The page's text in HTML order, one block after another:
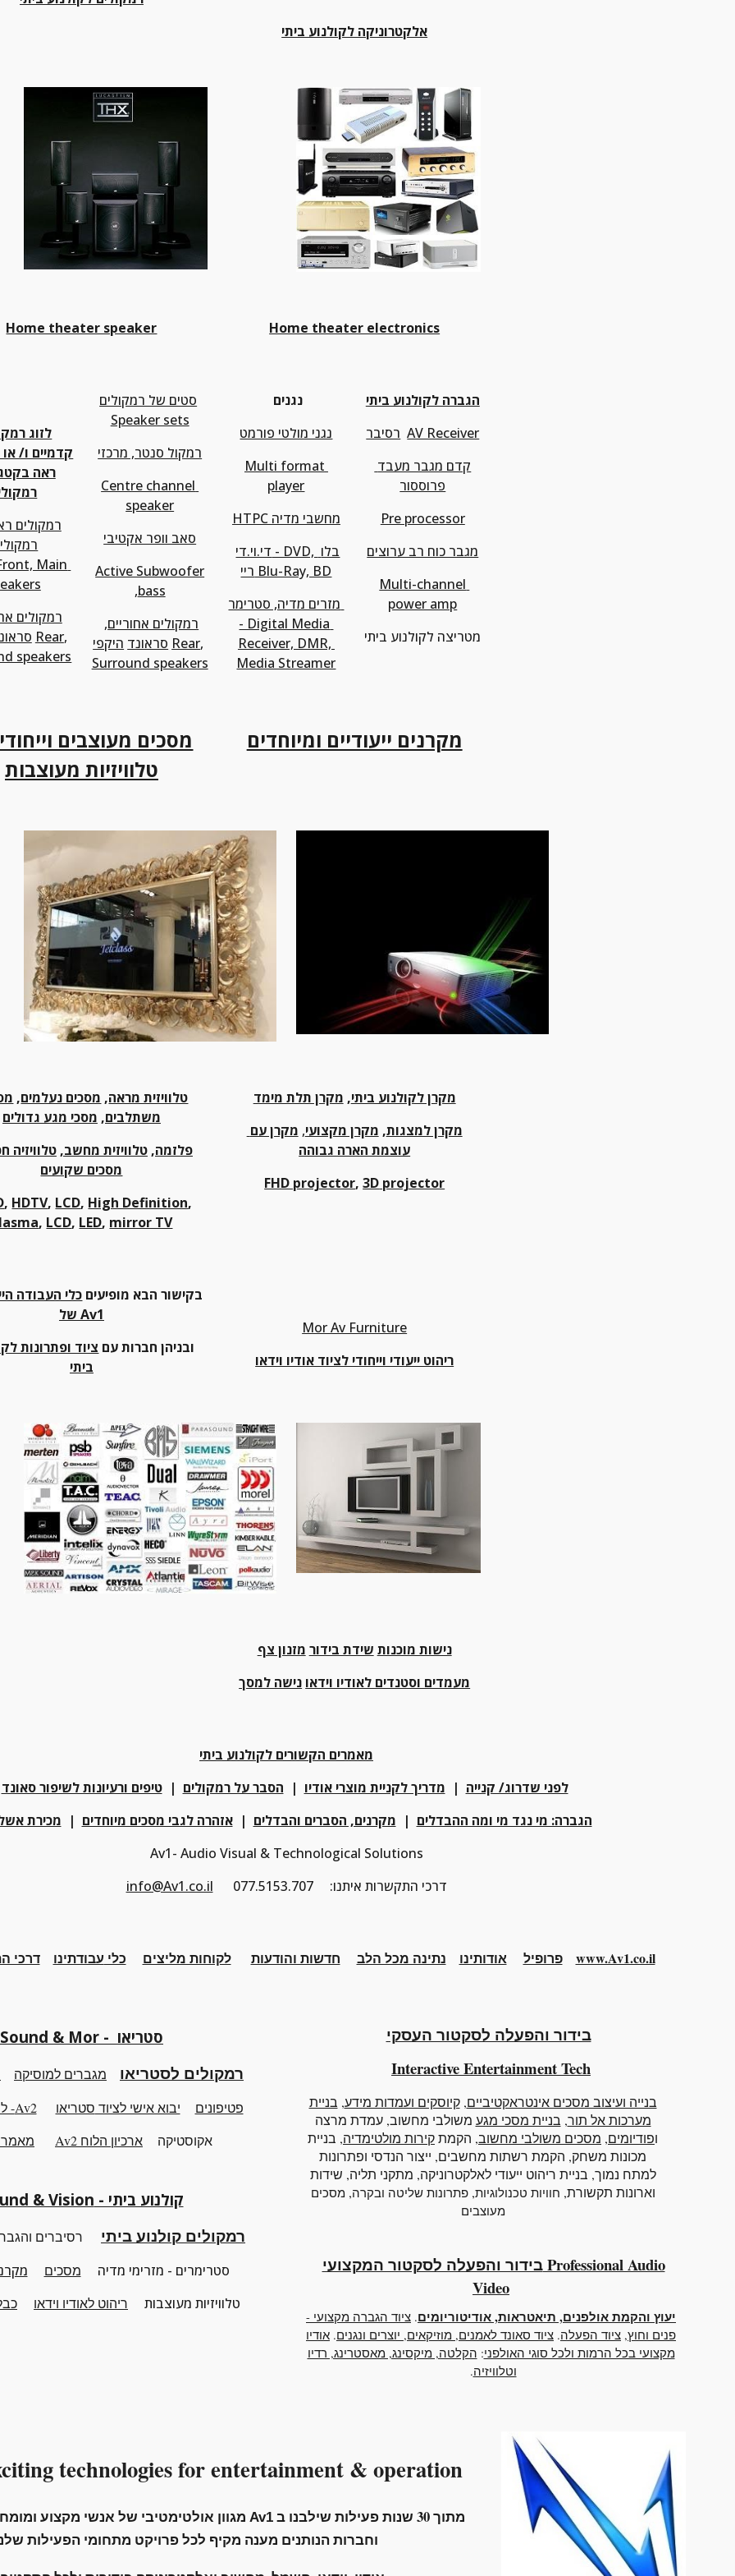
אלקטרוניקה לקולנוע ביתי
Home theater speaker Home theater electronics
רמקולים
רמקולים
Rear
speakers
סטים של רמקולים
Speaker sets
רמקול סנטר, מרכזי
Centre channel
speaker
סאב וופר אקטיבי
Active Subwoofer
,bass
רמקולים אחוריים,
סראונד היקפי Rear
Surround speakers
נגנים
נגני מולטי פורמט
Multi format
player
HTPC מחשבי מדיה
די.וי.די - DVD, בלו
ריי Blu-Ray, BD
מזרים מדיה, סטרימר
- Digital Media
Receiver, DMR,
Media Streamer
הגברה לקולנוע ביתי
רסיבר AV Receiver
פרוססור
Pre processor
מגבר כוח רב ערוצים
Multi-channel
power amp
מטריצה לקולנוע ביתי
מסכים מעוצבים
טלוויזיות מעוצבות
מקרנים ייעודיים ומיוחדים
טלוויזית מראה, מסכים נעלמים,
משתלבים, מסכי מגע גדולים
פלזמה, טלוויזית מחשב, טלוויזיה
מסכים שקועים
, HDTV, LCD, High Definition
, LCD, LED, mirror TV
מקרן לקולנוע ביתי, מקרן תלת מימד
מקרן למצגות, מקרן מקצועי,
עוצמת הארה גבוהה
FHD projector, 3D projector
בקישור הבא מופיעים
של Av1
ובניהן חברות עם
ביתי
Mor Av Furniture
ריהוט ייעודי וייחודי לציוד אודיו וידאו
נישות מוכנות שידת בידור מזנון צף
מעמדים וסטנדים לאודיו וידאו נישה למסך
מאמרים הקשורים לקולנוע ביתי
לפני שדרוג/ קנייה
  |
מדריך לקניית מוצרי אודיו
  |
הסבר על רמקולים
  |
טיפים ורעיונות לשיפור סאונד
הגברה: מי נגד מי ומה ההבדלים
  |
מקרנים, הסברים והבדלים
  |
אזהרה לגבי מסכים מיוחדים
  |
מכירת
Av1- Audio Visual & Technological Solutions
info@Av1.co.il
      077.5153.707     :דרכי התקשרות איתנו
www.Av1.co.il פרופיל אודותינו נתינה מכל הלב חדשות והודעות לקוחות מליצים כלי עבודתינו דרכי
Sound & Mor - סטריאו
רמקולים לסטריאו מגברים למוסיקה
פטיפונים יבוא אישי לציוד סטריאו
Av2- לוח הזדמנויות
אקוסטיקה ארכיון הלוח Av2
קולנוע ביתי - Sound & Vision
רמקולים קולנוע ביתי רסיברים
סטרימרים - מזרימי מדיה מסכים
טלוויזיות מעוצבות
ריהוט לאודיו וידאו
בידור והפעלה לסקטור העסקי
InteractiveEntertainment Tech
בנייה ועיצוב מסכים אינטראקטיביים,קיוסקים ועמדות מידע, בניית
מערכות אל תור, בניית מסכי מגע משולבי מחשוב, עמדת מרצה
ופודיומים, מסכים משולבי מחשוב, הקמתקירות מולטימדיה, בניית
מכונות משחק, הקמת רשתות מחשבים, ייצור הנדסי ופתרונות
למתח נמוך, בניית ריהוט ייעודי לאלקטרוניקה, מתקני תליה, שידות
וארונות תקשורת, חוויות טכנולוגיות,פתרונות שליטה ובקרה,מסכים
מעוצבים
בידור והפעלה לסקטור המקצועי Professional Audio
Video
יעוץ והקמת אולפנים, תיאטראות, אודיטוריומים. ציוד הגברה מקצועי -
פנים וחוץ, ציוד הפעלה. ציוד סאונד לאמנים, מוזיקאים, יוצרים ונגנים. אודיו
מקצועי בכל הרמות ולכל סוגי האולפני: הקלטה, מיקסינג, מאסטרינג, רדיו
וטלוויזיה.
technologies for entertainment & operation
מתוך 30 שנות פעילות שילבנו ב Av1 מגוון אולטימטיבי של אנשי מקצוע
וחברות הנותנים מענה מקיף לכל פרויקט מתחומי הפעילות